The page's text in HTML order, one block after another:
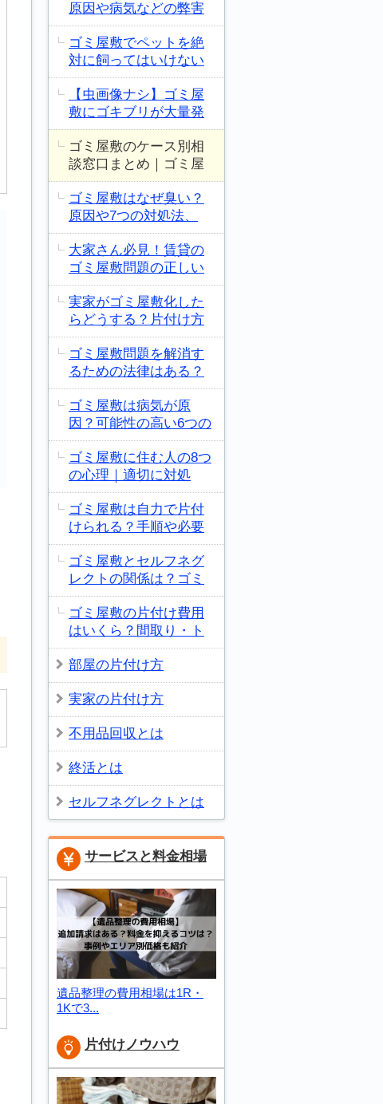
原因や病気などの弊害
ゴミ屋敷でペットを絶
対に飼ってはいけない
【虫画像ナシ】ゴミ屋
敷にゴキブリが大量発
ゴミ屋敷のケース別相
談窓口まとめ｜ゴミ屋
ゴミ屋敷はなぜ臭い？
原因や7つの対処法、
大家さん必見！賃貸の
ゴミ屋敷問題の正しい
実家がゴミ屋敷化した
らどうする？片付け方
ゴミ屋敷問題を解消す
るための法律はある？
ゴミ屋敷は病気が原
因？可能性の高い6つの
ゴミ屋敷に住む人の8つ
の心理｜適切に対処
ゴミ屋敷は自力で片付
けられる？手順や必要
ゴミ屋敷とセルフネグ
レクトの関係は？ゴミ
ゴミ屋敷の片付け費用
はいくら？間取り・ト
部屋の片付け方
実家の片付け方
不用品回収とは
終活とは
セルフネグレクトとは
サービスと料金相場
遺品整理の費用相場は1R・
1Kで3...
片付けノウハウ